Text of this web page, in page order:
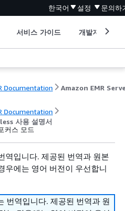
한국어 설정 문의하
서비스 가이드 개발자 도구
Documentation
Documentation
사용 설명서
커스 모드
역입니다. 제공된 번역과 원본
우에는 영어 버전이 우선합니
번역입니다. 제공된 번역과 원